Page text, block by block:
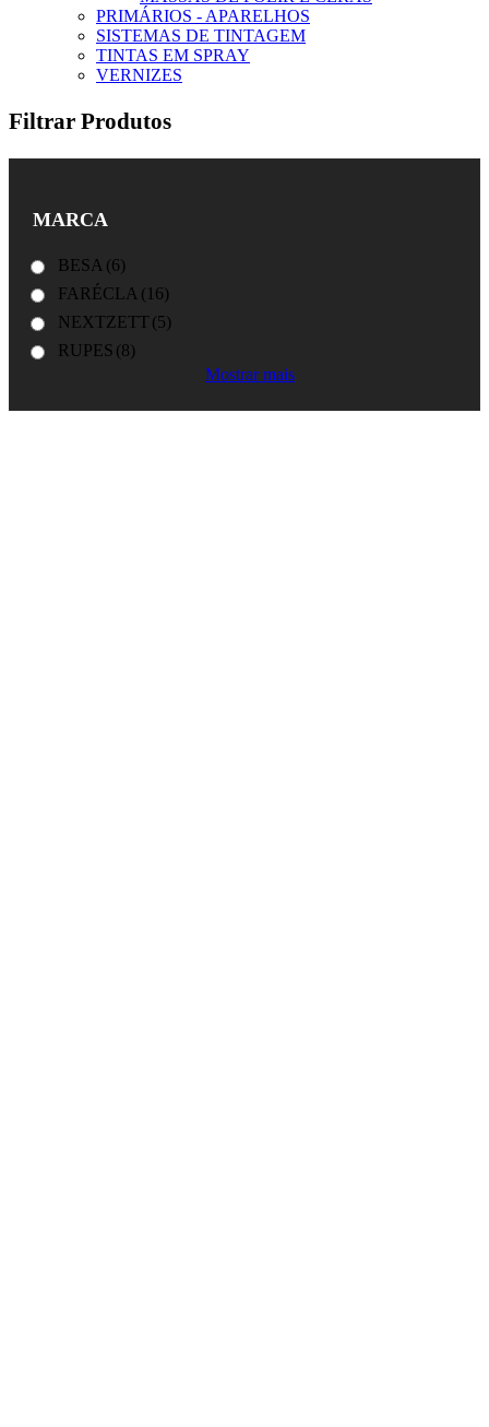
PRIMÁRIOS - APARELHOS
SISTEMAS DE TINTAGEM
TINTAS EM SPRAY
VERNIZES
Filtrar Produtos
MARCA
BESA (6)
FARÉCLA (16)
NEXTZETT (5)
RUPES (8)
Mostrar mais